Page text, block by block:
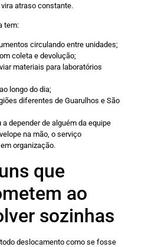
atraso constante.
tem:
circulando entre unidades;
coleta e devolução;
materiais para laboratórios
longo do dia;
diferentes de Guarulhos e São
depender de alguém da equipe
na mão, o serviço
organização.
que
ao
sozinhas
deslocamento como se fosse